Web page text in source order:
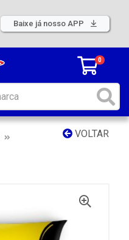
Baixe já nosso APP
0
VOLTAR